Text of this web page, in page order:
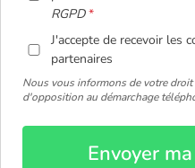
RGPD
J'accepte de recevoir les
partenaires
Nous vous informons de votre
d'opposition au démarchage
Envoyer